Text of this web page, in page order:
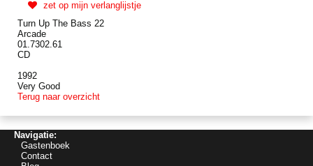
zet op mijn verlanglijstje
Turn Up The Bass 22
Arcade
01.7302.61
CD
1992
Very Good
Terug naar overzicht
Navigatie:
Gastenboek
Contact